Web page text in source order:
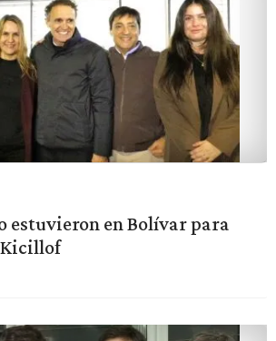
estuvieron en Bolívar para
Kicillof